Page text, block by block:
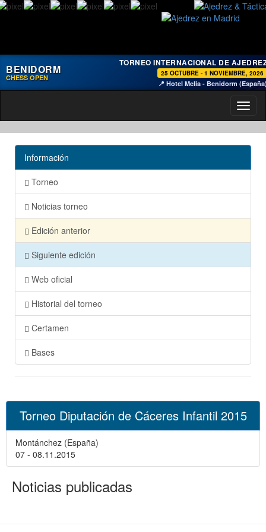
BENIDORM
CHESS OPEN
TORNEO INTERNACIONAL DE
25 OCTUBRE - 1 NOVIEMBRE, 2026
📍 Hotel Melia - Benidorm
Información
Torneo
Noticias torneo
Edición anterior
Siguiente edición
Web oficial
Historial del torneo
Certamen
Bases
Torneo Diputación de Cáceres Infantil 2015
Montánchez (España)
07 - 08.11.2015
Noticias publicadas